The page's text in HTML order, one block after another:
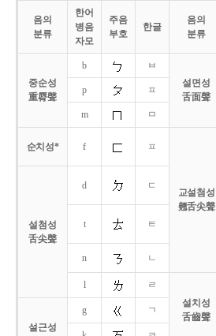
음의
분류
한어
병음
자모
주음
부호
한글
음의
분류
중순성
重脣聲
b
ㅂ
설면성
舌面聲
p ㅍ
m ㅁ
순치성* f ㅍ
교설첨성
翹舌尖聲
설첨성
舌尖聲
d ㄷ
t ㅌ
n ㄴ
l
ㄹ
설치성
舌齒聲
설근성
g ㄱ